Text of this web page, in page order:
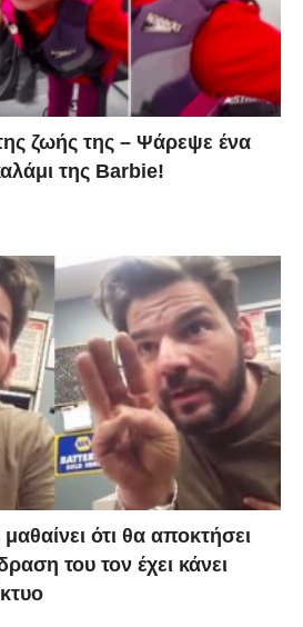
ζωής της – Ψάρεψε ένα
της Barbie!
ότι θα αποκτήσει
του τον έχει κάνει